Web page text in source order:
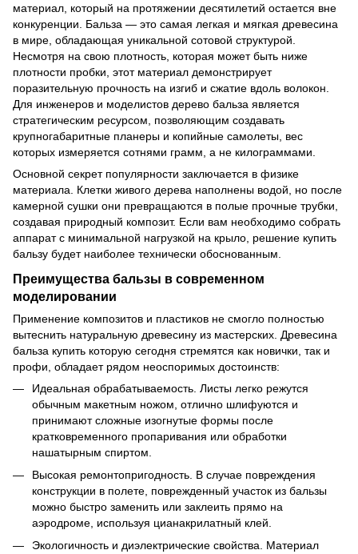
материал, который на протяжении десятилетий остается вне
конкуренции. Бальза — это самая легкая и мягкая древесина
в мире, обладающая уникальной сотовой структурой.
Несмотря на свою плотность, которая может быть ниже
плотности пробки, этот материал демонстрирует
поразительную прочность на изгиб и сжатие вдоль волокон.
Для инженеров и моделистов дерево бальза является
стратегическим ресурсом, позволяющим создавать
крупногабаритные планеры и копийные самолеты, вес
которых измеряется сотнями грамм, а не килограммами.
Основной секрет популярности заключается в физике
материала. Клетки живого дерева наполнены водой, но после
камерной сушки они превращаются в полые прочные трубки,
создавая природный композит. Если вам необходимо собрать
аппарат с минимальной нагрузкой на крыло, решение купить
бальзу будет наиболее технически обоснованным.
Преимущества бальзы в современном
моделировании
Применение композитов и пластиков не смогло полностью
вытеснить натуральную древесину из мастерских. Древесина
бальза купить которую сегодня стремятся как новички, так и
профи, обладает рядом неоспоримых достоинств:
Идеальная обрабатываемость. Листы легко режутся
обычным макетным ножом, отлично шлифуются и
принимают сложные изогнутые формы после
кратковременного пропаривания или обработки
нашатырным спиртом.
Высокая ремонтопригодность. В случае повреждения
конструкции в полете, поврежденный участок из бальзы
можно быстро заменить или заклеить прямо на
аэродроме, используя цианакрилатный клей.
Экологичность и диэлектрические свойства. Материал